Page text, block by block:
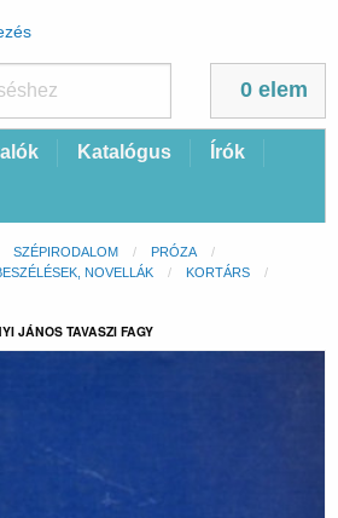
0 elem
Katalógus Írók
SZÉPIRODALOM
PRÓZA
NOVELLÁK
KORTÁRS
JÁNOS TAVASZI FAGY